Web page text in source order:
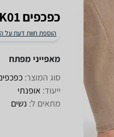
‏כפכפים Guess Longoh GWLONGOH-BLK01
הוספת חוות דעת על
מאפייני מפתח
סוג המוצר:
ייעוד: אופנתי
מתאים ל: נשים